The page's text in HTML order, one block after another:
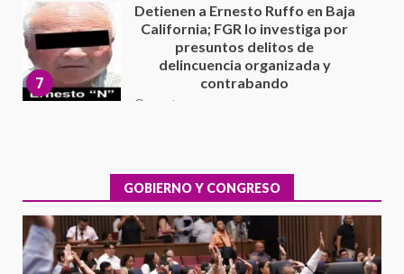
7
Detienen a Ernesto Ruffo en Baja
California; FGR lo investiga por
presuntos delitos de
delincuencia organizada y
contrabando
16 julio 2026
1
Xanica: Jesús Romero
7 agosto 2026
Exhorta Poder Legislativo al
IEEPO y al Iocied a realizar una
GOBIERNO Y CONGRESO